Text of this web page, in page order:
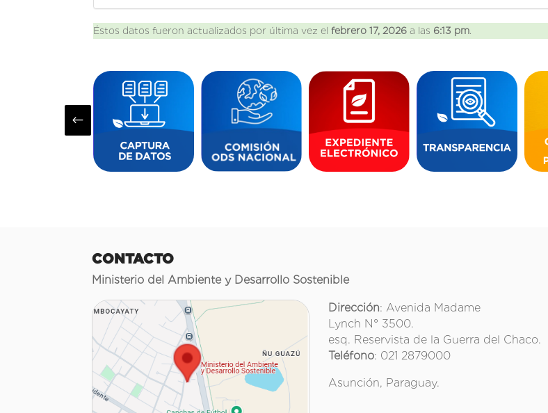
Éstos datos fueron actualizados por última vez elfebrero 17, 2026 a las 6:13 pm
#
CONTACTO
Ministerio del Ambiente y Desarrollo Sostenible
Dirección: Avenida Madame
Lynch N° 3500.
esq. Reservista de la Guerra del Chaco.
Teléfono: 021 2879000
Asunción, Paraguay.